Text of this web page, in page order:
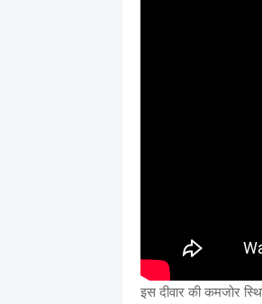
इस दीवार की कमजोर